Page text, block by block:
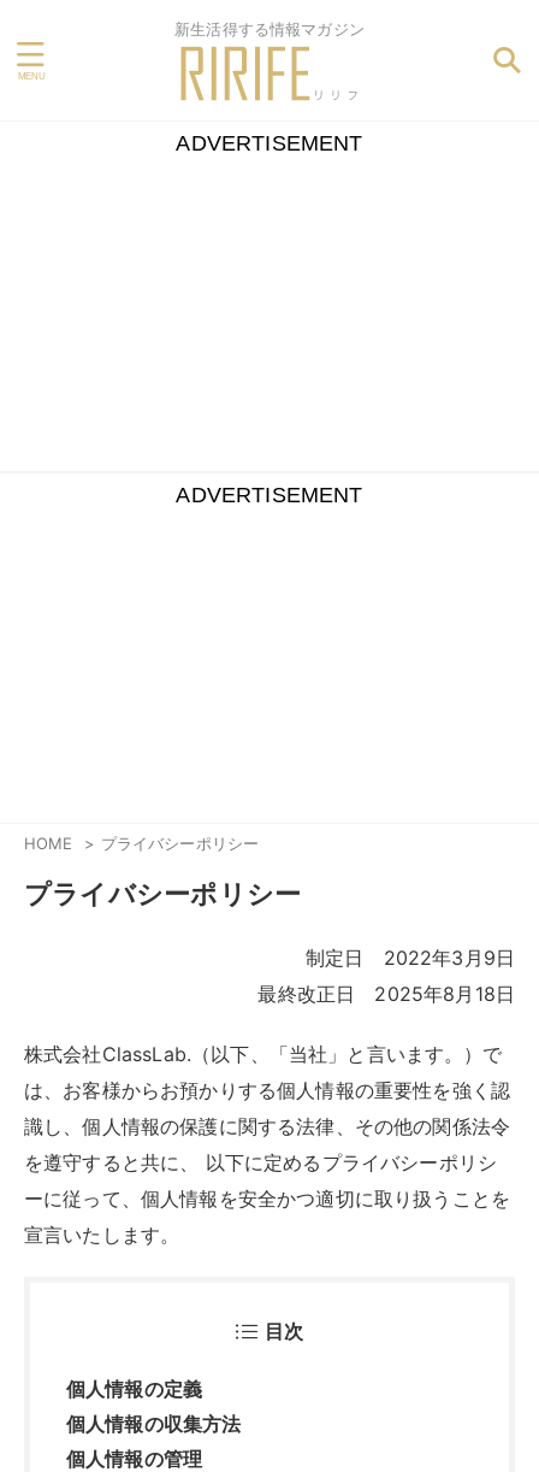
新生活得する情報マガジン
ADVERTISEMENT
ADVERTISEMENT
HOME プライバシーポリシー
プライバシーポリシー
制定日 2022年3月9日
最終改正日 2025年8月18日
株式会社ClassLab.（以下、「当社」と言います。）で
は、お客様からお預かりする個人情報の重要性を強く認
識し、個人情報の保護に関する法律、その他の関係法令
を遵守すると共に、 以下に定めるプライバシーポリシ
ーに従って、個人情報を安全かつ適切に取り扱うことを
宣言いたします。
目次
個人情報の定義
個人情報の収集方法
個人情報の管理